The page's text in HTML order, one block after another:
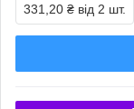
331,20 ₴ від 2 шт.